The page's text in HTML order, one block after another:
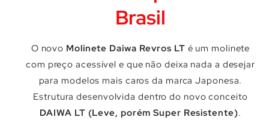
Brasil
O novo Molinete Daiwa Revros LT é um molinete
com preço acessível e que não deixa nada a desejar
para modelos mais caros da marca Japonesa.
Estrutura desenvolvida dentro do novo conceito
DAIWA LT (Leve, porém Super Resistente).